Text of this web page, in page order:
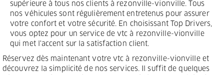
supérieure à tous nos clients à rezonville-vionville. Tous
nos véhicules sont régulièrement entretenus pour assurer
votre confort et votre sécurité. En choisissant Top Drivers,
vous optez pour un service de vtc à rezonville-vionville
qui met l'accent sur la satisfaction client.
Réservez dès maintenant votre vtc à rezonville-vionville et
découvrez la simplicité de nos services. Il suffit de quelques